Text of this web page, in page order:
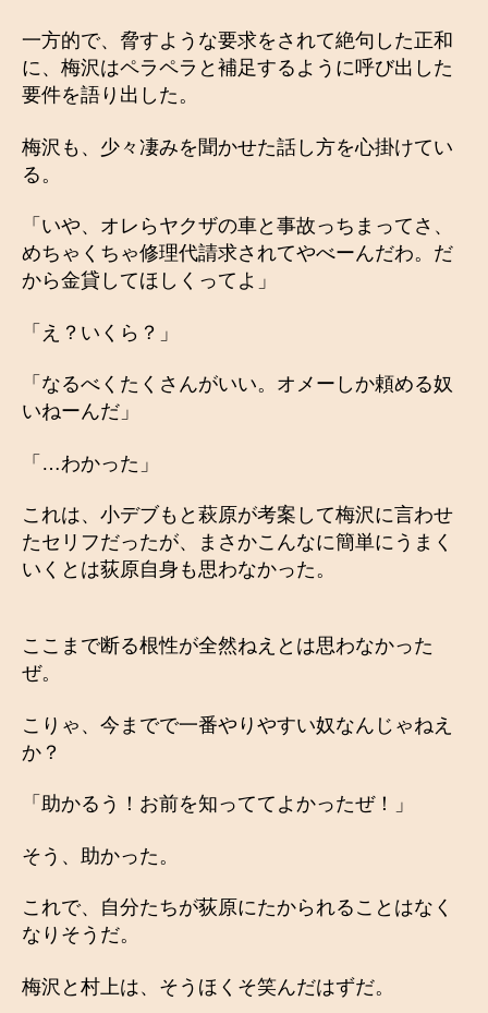
一方的で、脅すような要求をされて絶句した正和
に、梅沢はペラペラと補足するように呼び出した
要件を語り出した。
梅沢も、少々凄みを聞かせた話し方を心掛けてい
る。
「いや、オレらヤクザの車と事故っちまってさ、
めちゃくちゃ修理代請求されてやべーんだわ。だ
から金貸してほしくってよ」
「え？いくら？」
「なるべくたくさんがいい。オメーしか頼める奴
いねーんだ」
「…わかった」
これは、小デブもと萩原が考案して梅沢に言わせ
たセリフだったが、まさかこんなに簡単にうまく
いくとは荻原自身も思わなかった。
ここまで断る根性が全然ねえとは思わなかった
ぜ。
こりゃ、今までで一番やりやすい奴なんじゃねえ
か？
「助かるう！お前を知っててよかったぜ！」
そう、助かった。
これで、自分たちが荻原にたかられることはなく
なりそうだ。
梅沢と村上は、そうほくそ笑んだはずだ。